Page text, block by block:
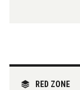
RED ZONE